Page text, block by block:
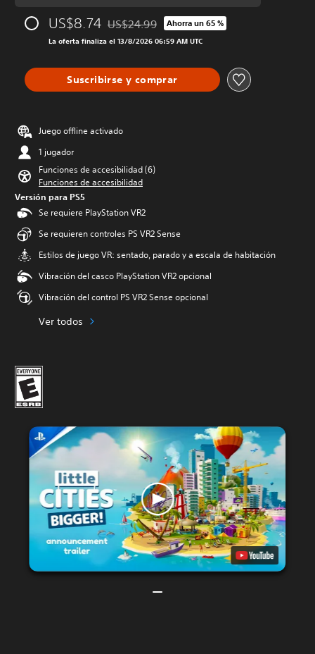
US$8.74 Rebajado del precio original de US$24.99
US$24.99 Ahorra un 65 %
La oferta finaliza el 13/8/2026 06:59 AM UTC
Suscribirse y comprar
Juego offline activado
1 jugador
Funciones de accesibilidad (6)
Funciones de accesibilidad
Versión para PS5
Se requiere PlayStation VR2
Se requieren controles PS VR2 Sense
Estilos de juego VR: sentado, parado y a escala de habitación
Vibración del casco PlayStation VR2 opcional
Vibración del control PS VR2 Sense opcional
Ver todos